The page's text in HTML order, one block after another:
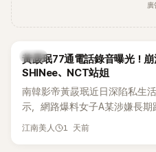
廣
韓星
黃晸珉77通電話錄音曝光！崩
SHINee、NCT站姐
南韓影帝黃晸珉近日深陷私生
示，網路爆料女子A某涉嫌長
行動。不過，A並未停止發聲，
江南美人 1 天前